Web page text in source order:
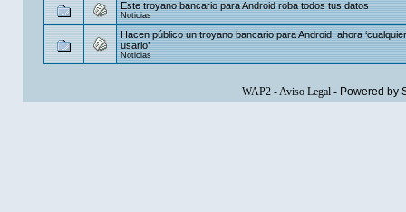
Este troyano bancario para Android roba todos tus datos
Noticias
Hacen público un troyano bancario para Android, ahora
usarlo’
Noticias
WAP2-Aviso Legal- Powered by